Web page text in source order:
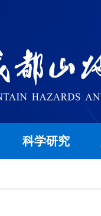
科学研究